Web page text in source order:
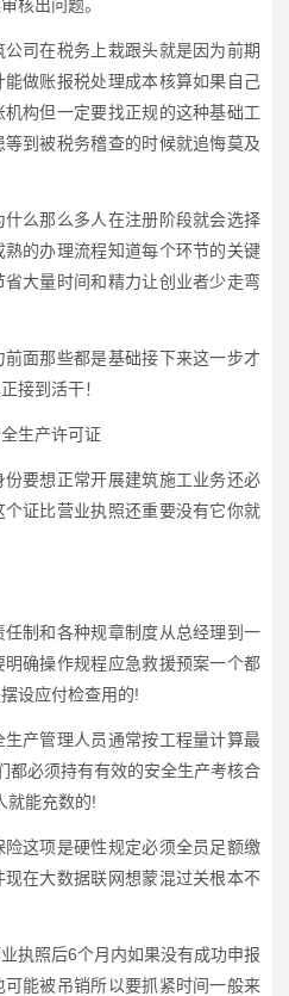
核出问题。
司在税务上栽跟头就是因为前期
做账报税处理成本核算如果自己
构但一定要找正规的这种基础工
到被税务稽查的时候就追悔莫及
么那么多人在注册阶段就会选择
的办理流程知道每个环节的关键
大量时间和精力让创业者少走弯
面那些都是基础接下来这一步才
接到活干！
生产许可证
要想正常开展建筑施工业务还必
证比营业执照还重要没有它你就
制和各种规章制度从总经理到一
确操作规程应急救援预案一个都
设应付检查用的!
产管理人员通常按工程量计算最
都必须持有有效的安全生产考核合
就能充数的!
这项是硬性规定必须全员足额缴
在大数据联网想蒙混过关根本不
执照后6个月内如果没有成功申报
能被吊销所以要抓紧时间一般来